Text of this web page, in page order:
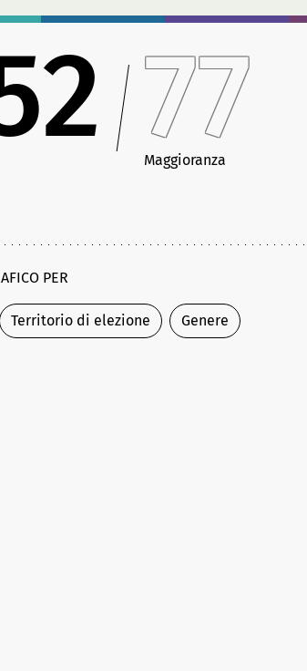
77
Maggioranza
PER
Territorio di elezione Genere